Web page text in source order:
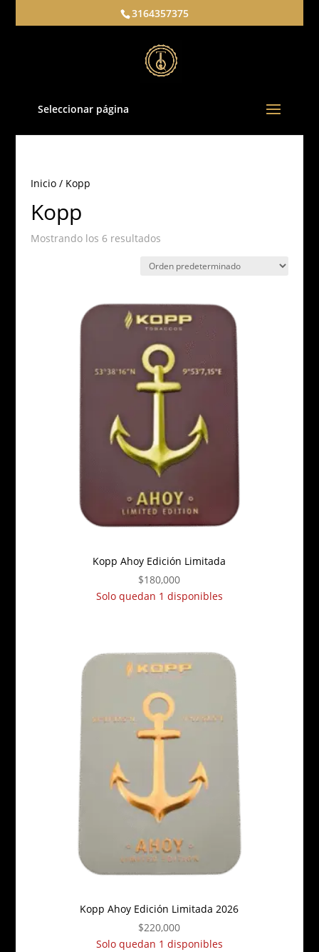
3164357375
Seleccionar página
Inicio/ Kopp
Kopp
Mostrando los 6 resultados
Kopp Ahoy Edición Limitada
$180,000
Solo quedan 1 disponibles
Kopp Ahoy Edición Limitada 2026
$220,000
Solo quedan 1 disponibles